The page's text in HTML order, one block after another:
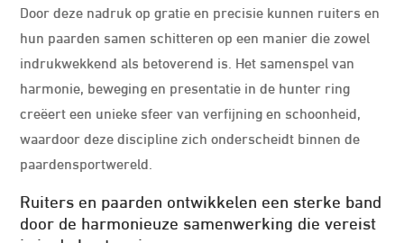
Door deze nadruk op gratie en precisie kunnen ruiters en
hun paarden samen schitteren op een manier die zowel
indrukwekkend als betoverend is. Het samenspel van
harmonie, beweging en presentatie in de hunter ring
creëert een unieke sfeer van verfijning en schoonheid,
waardoor deze discipline zich onderscheidt binnen de
paardensportwereld.
Ruiters en paarden ontwikkelen een sterke band
door de harmonieuze samenwerking die vereist